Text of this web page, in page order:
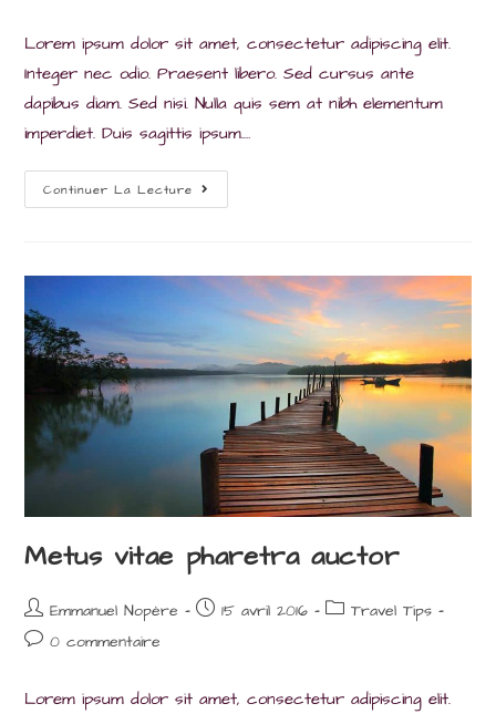
Lorem ipsum dolor sit amet, consectetur adipiscing elit.
Integer nec odio. Praesent libero. Sed cursus ante
dapibus diam. Sed nisi. Nulla quis sem at nibh elementum
imperdiet. Duis sagittis ipsum.…
Continuer La Lecture Interdum
Magna
Metus vitae pharetra auctor
Auteur/autrice
de
la
Emmanuel Nopère
Post15 avril 2016
PostTravel Tips
Post0 commentaire
Lorem ipsum dolor sit amet, consectetur adipiscing elit.